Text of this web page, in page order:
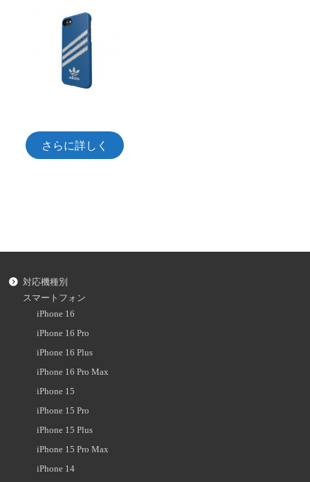
さらに詳しく
対応機種別
スマートフォン
iPhone 16
iPhone 16 Pro
iPhone 16 Plus
iPhone 16 Pro Max
iPhone 15
iPhone 15 Pro
iPhone 15 Plus
iPhone 15 Pro Max
iPhone 14